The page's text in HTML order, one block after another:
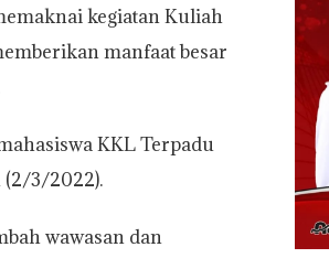
kegiatan Kuliah
manfaat besar
KKL Terpadu
(2/3/2022).
wawasan dan